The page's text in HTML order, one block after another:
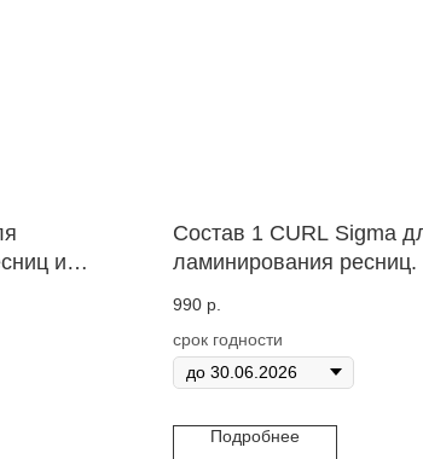
и
1, 2, 3).
Состав 1 CURL Sigma
ламинирования ресниц.
990 р.
срок годности
Подробнее